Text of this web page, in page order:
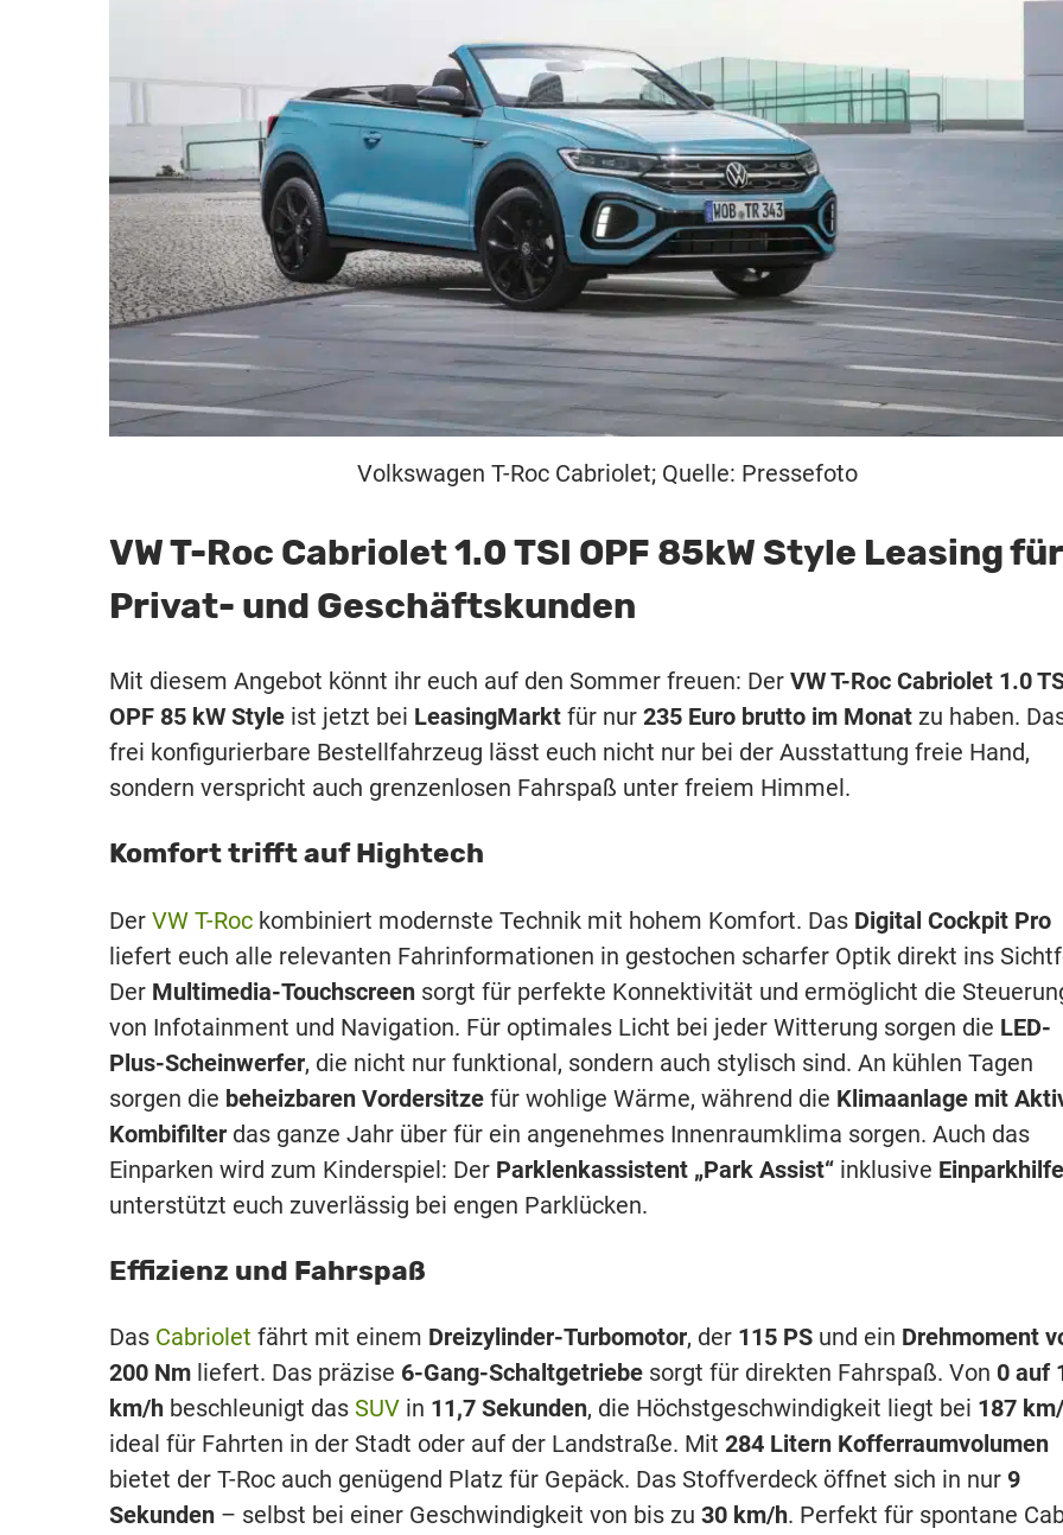
Volkswagen T-Roc Cabriolet; Quelle: Pressefoto
VW T-Roc Cabriolet 1.0 TSI OPF 85kW Style Leasing für
Privat- und Geschäftskunden
Mit diesem Angebot könnt ihr euch auf den Sommer freuen: Der VW T-Roc Cabriolet 1.0
OPF 85 kW Style ist jetzt bei LeasingMarkt für nur 235 Euro brutto im Monat zu haben.
frei konfigurierbare Bestellfahrzeug lässt euch nicht nur bei der Ausstattung freie Hand,
sondern verspricht auch grenzenlosen Fahrspaß unter freiem Himmel.
Komfort trifft auf Hightech
Der VW T-Roc kombiniert modernste Technik mit hohem Komfort. Das Digital Cockpit Pro
liefert euch alle relevanten Fahrinformationen in gestochen scharfer Optik direkt ins
Der Multimedia-Touchscreen sorgt für perfekte Konnektivität und ermöglicht die
von Infotainment und Navigation. Für optimales Licht bei jeder Witterung sorgen die LED-
Plus-Scheinwerfer, die nicht nur funktional, sondern auch stylisch sind. An kühlen Tagen
sorgen die beheizbaren Vordersitze für wohlige Wärme, während die Klimaanlage mit
Kombifilter das ganze Jahr über für ein angenehmes Innenraumklima sorgen. Auch das
Einparken wird zum Kinderspiel: Der Parklenkassistent „Park Assist“ inklusive Einparkhilfe
unterstützt euch zuverlässig bei engen Parklücken.
Effizienz und Fahrspaß
Das Cabriolet fährt mit einem Dreizylinder-Turbomotor, der 115 PS und ein Drehmoment
200 Nm liefert. Das präzise 6-Gang-Schaltgetriebe sorgt für direkten Fahrspaß. Von 0 auf
km/h beschleunigt das SUV in 11,7 Sekunden, die Höchstgeschwindigkeit liegt bei 187
ideal für Fahrten in der Stadt oder auf der Landstraße. Mit 284 Litern Kofferraumvolumen
bietet der T-Roc auch genügend Platz für Gepäck. Das Stoffverdeck öffnet sich in nur 9
Sekunden – selbst bei einer Geschwindigkeit von bis zu 30 km/h. Perfekt für spontane